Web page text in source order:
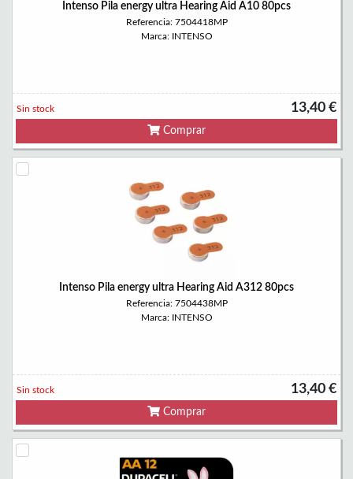
Intenso Pila energy ultra Hearing Aid A10 80pcs
Referencia: 7504418MP
Marca: INTENSO
13,40 €
Sin stock
Comprar
Intenso Pila energy ultra Hearing Aid A312 80pcs
Referencia: 7504438MP
Marca: INTENSO
13,40 €
Sin stock
Comprar